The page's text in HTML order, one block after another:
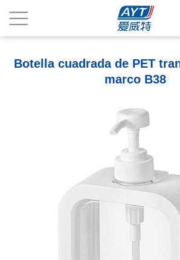
Botella cuadrada de PET
marco B38